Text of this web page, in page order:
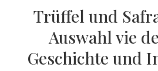
Trüffel und
Auswahl vie
Geschichte und